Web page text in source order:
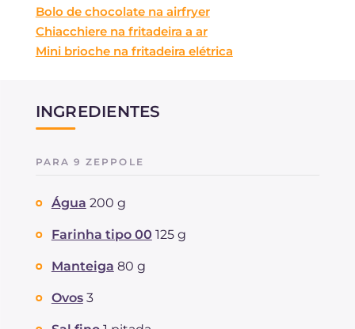
Bolo de chocolate na airfryer
Chiacchiere na fritadeira a ar
Mini brioche na fritadeira elétrica
INGREDIENTES
PARA 9 ZEPPOLE
Água 200 g
Farinha tipo 00 125 g
Manteiga 80 g
Ovos 3